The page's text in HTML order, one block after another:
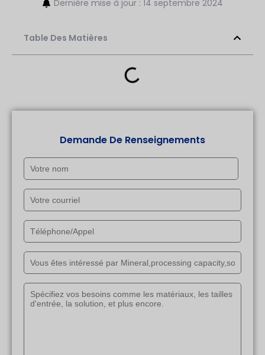
Dernière mise à jour : 14 septembre 2024
Table Des Matières
Demande De Renseignements